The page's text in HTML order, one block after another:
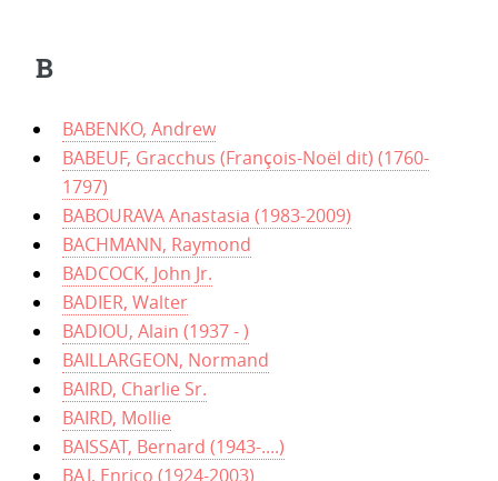
B
BABENKO, Andrew
BABEUF, Gracchus (François-Noël dit) (1760-
1797)
BABOURAVA Anastasia (1983-2009)
BACHMANN, Raymond
BADCOCK, John Jr.
BADIER, Walter
BADIOU, Alain (1937 - )
BAILLARGEON, Normand
BAIRD, Charlie Sr.
BAIRD, Mollie
BAISSAT, Bernard (1943-....)
BAJ, Enrico (1924-2003)